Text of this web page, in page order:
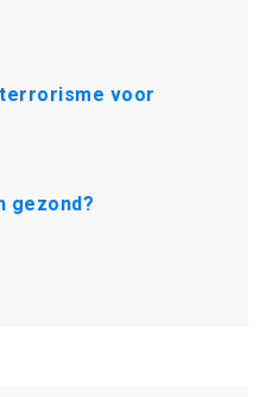
voor
gezond?